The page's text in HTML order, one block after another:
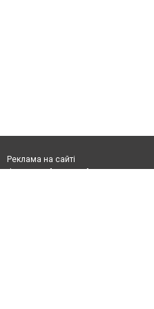
Реклама на сайті
Франшиза "CitySites"